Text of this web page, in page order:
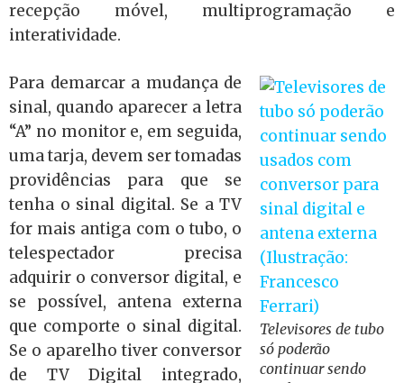
recepção móvel, multiprogramação e
interatividade.
Televisores de tubo
só poderão
continuar sendo
Para demarcar a mudança de
sinal, quando aparecer a letra
“A” no monitor e, em seguida,
uma tarja, devem ser tomadas
providências para que se
tenha o sinal digital. Se a TV
for mais antiga com o tubo, o
telespectador precisa
adquirir o conversor digital, e
se possível, antena externa
que comporte o sinal digital.
Se o aparelho tiver conversor
de TV Digital integrado,